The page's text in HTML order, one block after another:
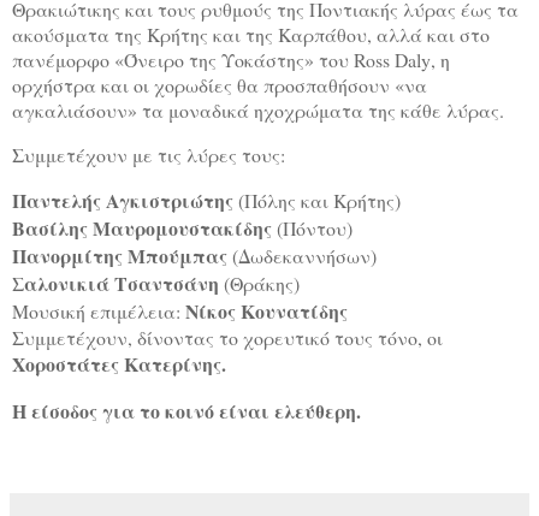
Θρακιώτικης και τους ρυθμούς της Ποντιακής λύρας έως τα
ακούσματα της Κρήτης και της Καρπάθου, αλλά και στο
πανέμορφο «Όνειρο της Υοκάστης» του RossDaly, η
ορχήστρα και οι χορωδίες θα προσπαθήσουν «να
αγκαλιάσουν» τα μοναδικά ηχοχρώματα της κάθε λύρας.
Συμμετέχουν με τις λύρες τους:
Παντελής Αγκιστριώτης(Πόλης και Κρήτης)
Βασίλης Μαυρομουστακίδης(Πόντου)
Πανορμίτης Μπούμπας(Δωδεκαννήσων)
Σαλονικιά Τσαντσάνη (Θράκης)
Μουσική επιμέλεια: Νίκος Κουνατίδης
Συμμετέχουν, δίνοντας το χορευτικό τους τόνο, οι
Χοροστάτες Κατερίνης.
Η είσοδος για το κοινό είναι ελεύθερη.